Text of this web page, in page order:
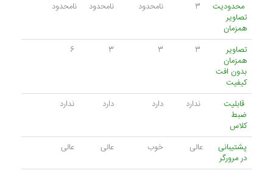
محدودیت
تصاویر
همزمان
نامحدود نامحدود نامحدود
تصاویر
همزمان
بدون افت
کیفیت
قابلیت
ضبط
کلاس
ندارد دارد دارد ندارد
پشتیبانی
در مرورگر
عالی خوب عالی عالی